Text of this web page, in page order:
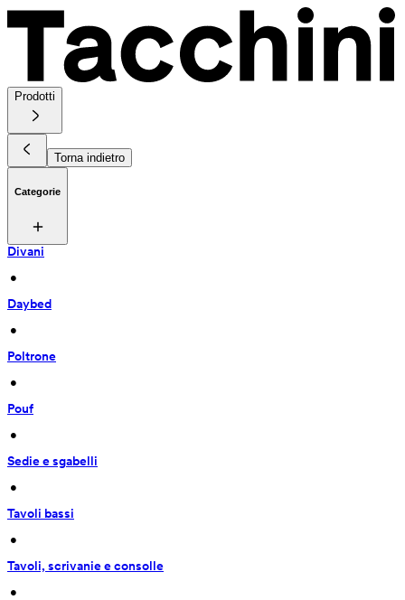
Prodotti
Torna indietro
Categorie
Divani
•
Daybed
•
Poltrone
•
Pouf
•
Sedie e sgabelli
•
Tavoli bassi
•
Tavoli, scrivanie e consolle
•